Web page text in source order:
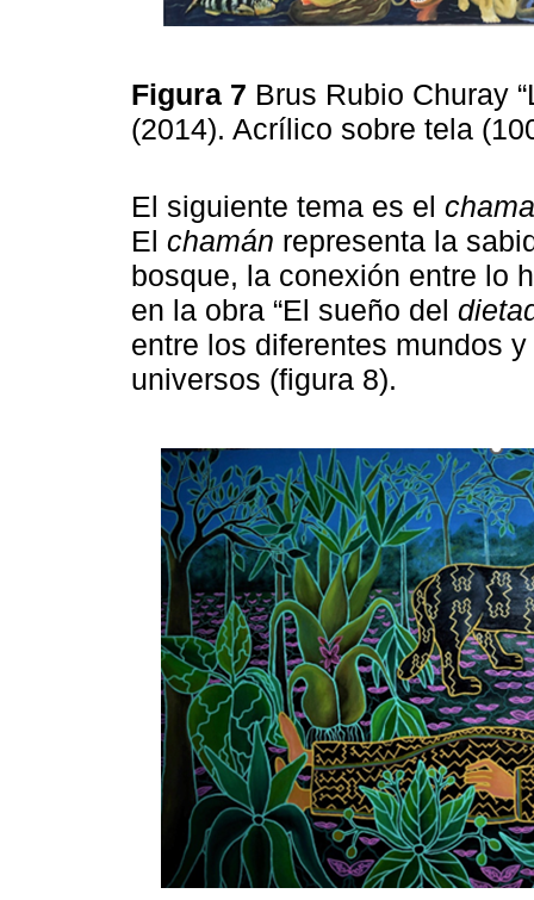
Figura 7 Brus Rubio Churay
(2014). Acrílico sobre tela
El siguiente tema es el
El chamán representa la
bosque, la conexión entre lo
en la obra “El sueño del
entre los diferentes mundos
universos (figura 8).